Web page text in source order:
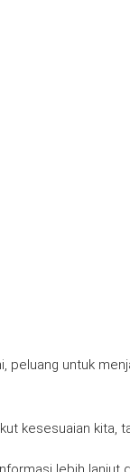
untuk
kesesuaian kita,